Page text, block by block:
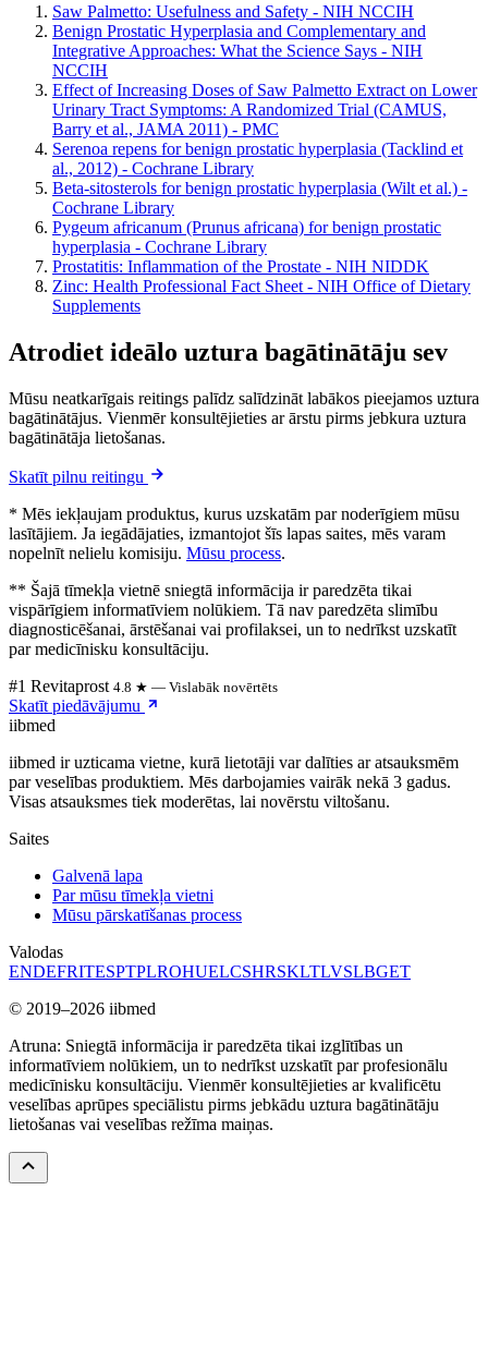
Saw Palmetto: Usefulness and Safety - NIH NCCIH
Benign Prostatic Hyperplasia and Complementary and
Integrative Approaches: What the Science Says - NIH
NCCIH
Effect of Increasing Doses of Saw Palmetto Extract on Lower
Urinary Tract Symptoms: A Randomized Trial (CAMUS,
Barry et al., JAMA 2011) - PMC
Serenoa repens for benign prostatic hyperplasia (Tacklind et
al., 2012) - Cochrane Library
Beta-sitosterols for benign prostatic hyperplasia (Wilt et al.) -
Cochrane Library
Pygeum africanum (Prunus africana) for benign prostatic
hyperplasia - Cochrane Library
Prostatitis: Inflammation of the Prostate - NIH NIDDK
Zinc: Health Professional Fact Sheet - NIH Office of Dietary
Supplements
Atrodiet ideālo uztura bagātinātāju sev
Mūsu neatkarīgais reitings palīdz salīdzināt labākos pieejamos uztura
bagātinātājus. Vienmēr konsultējieties ar ārstu pirms jebkura uztura
bagātinātāja lietošanas.
Skatīt pilnu reitingu
* Mēs iekļaujam produktus, kurus uzskatām par noderīgiem mūsu
lasītājiem. Ja iegādājaties, izmantojot šīs lapas saites, mēs varam
nopelnīt nelielu komisiju. Mūsu process.
** Šajā tīmekļa vietnē sniegtā informācija ir paredzēta tikai
vispārīgiem informatīviem nolūkiem. Tā nav paredzēta slimību
diagnosticēšanai, ārstēšanai vai profilaksei, un to nedrīkst uzskatīt
par medicīnisku konsultāciju.
#1 Revitaprost 4.8 ★ — Vislabāk novērtēts
Skatīt piedāvājumu
iibmed
iibmed ir uzticama vietne, kurā lietotāji var dalīties ar atsauksmēm
par veselības produktiem. Mēs darbojamies vairāk nekā 3 gadus.
Visas atsauksmes tiek moderētas, lai novērstu viltošanu.
Saites
Galvenā lapa
Par mūsu tīmekļa vietni
Mūsu pārskatīšanas process
Valodas
ENDEFRITESPTPLROHUELCSHRSKLTLVSLBGET
© 2019–2026 iibmed
Atruna: Sniegtā informācija ir paredzēta tikai izglītības un
informatīviem nolūkiem, un to nedrīkst uzskatīt par profesionālu
medicīnisku konsultāciju. Vienmēr konsultējieties ar kvalificētu
veselības aprūpes speciālistu pirms jebkādu uztura bagātinātāju
lietošanas vai veselības režīma maiņas.